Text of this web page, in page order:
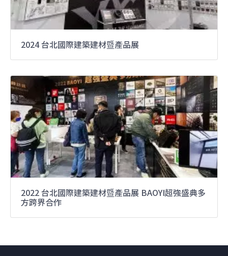
2024 台北國際建築建材暨產品展
2022 台北國際建築建材暨產品展 BAOYI超強盛典多
方跨界合作